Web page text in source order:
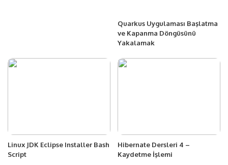
Quarkus Uygulaması Başlatma
ve Kapanma Döngüsünü
Yakalamak
Linux JDK Eclipse Installer Bash
Script
Hibernate Dersleri 4 –
Kaydetme İşlemi